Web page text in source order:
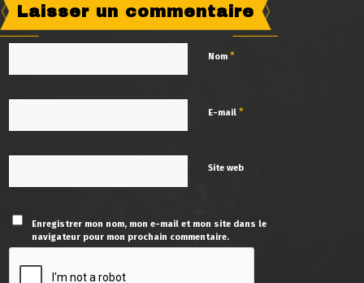
Laisser un commentaire
Nom*
E-mail*
Site web
Enregistrer mon nom, mon e-mail et mon site dans le
navigateur pour mon prochain commentaire.